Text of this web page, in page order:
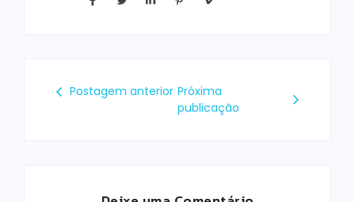
Postagem anterior Próxima
publicação